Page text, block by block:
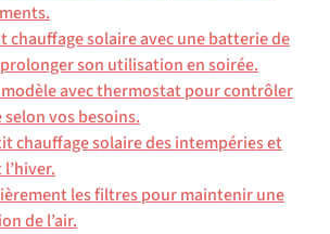
chauffage solaire avec une batterie de
son utilisation en soirée.
avec thermostat pour contrôler
vos besoins.
chauffage solaire des intempéries et
les filtres pour maintenir une
de l’air.